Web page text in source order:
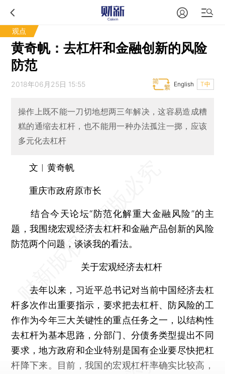
观点
黄奇帆：去杠杆和金融创新的风险
防范
2018年06月25日 15:55 T中
English
操作上既不能一刀切地想两三年解决，这容易造成糟
糕的通缩去杠杆，也不能用一种办法孤注一掷，应该
多元化去杠杆
文︱黄奇帆
重庆市政府原市长
结合今天论坛“防范化解重大金融风险”的主
题，我围绕宏观经济去杠杆和金融产品创新的风险
防范两个问题，谈谈我的看法。
关于宏观经济去杠杆
去年以来，习近平总书记对当前中国经济去杠
杆多次作出重要指示，要求把去杠杆、防风险的工
作作为今年三大关键性的重点任务之一，以结构性
去杠杆为基本思路，分部门、分债务类型提出不同
要求，地方政府和企业特别是国有企业要尽快把杠
杆降下来。目前，我国的宏观杠杆率确实比较高，